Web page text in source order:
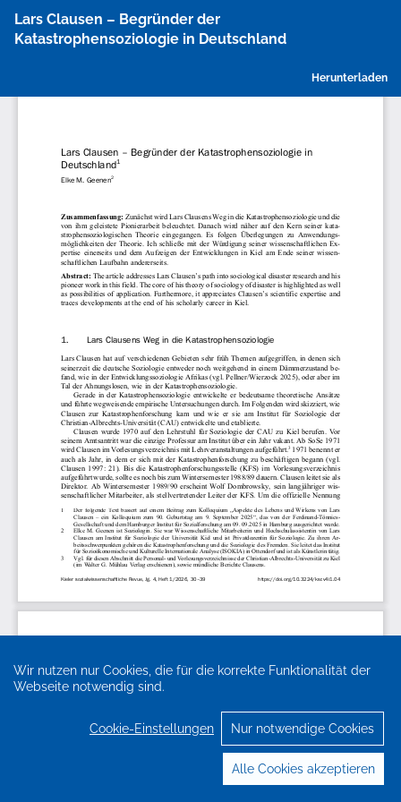
Wir nutzen nur Cookies, die für die korrekte Funktionalität der
Webseite notwendig sind.
Cookie-Einstellungen Nur notwendige Cookies
Alle Cookies akzeptieren
Artikeldetails
zurückkehren
Lars Clausen – Begründer der
Katastrophensoziologie in Deutschland
Herunterladen